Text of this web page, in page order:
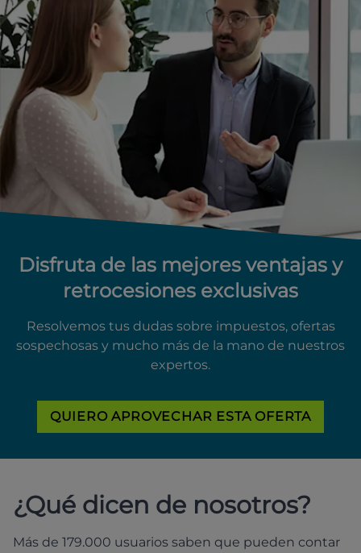
Disfruta de las mejores ventajas y
retrocesiones exclusivas
Resolvemos tus dudas sobre impuestos, ofertas
sospechosas y mucho más de la mano de nuestros
expertos.
QUIERO APROVECHAR ESTA OFERTA
¿Qué dicen de nosotros?
Más de 179.000 usuarios saben que pueden contar